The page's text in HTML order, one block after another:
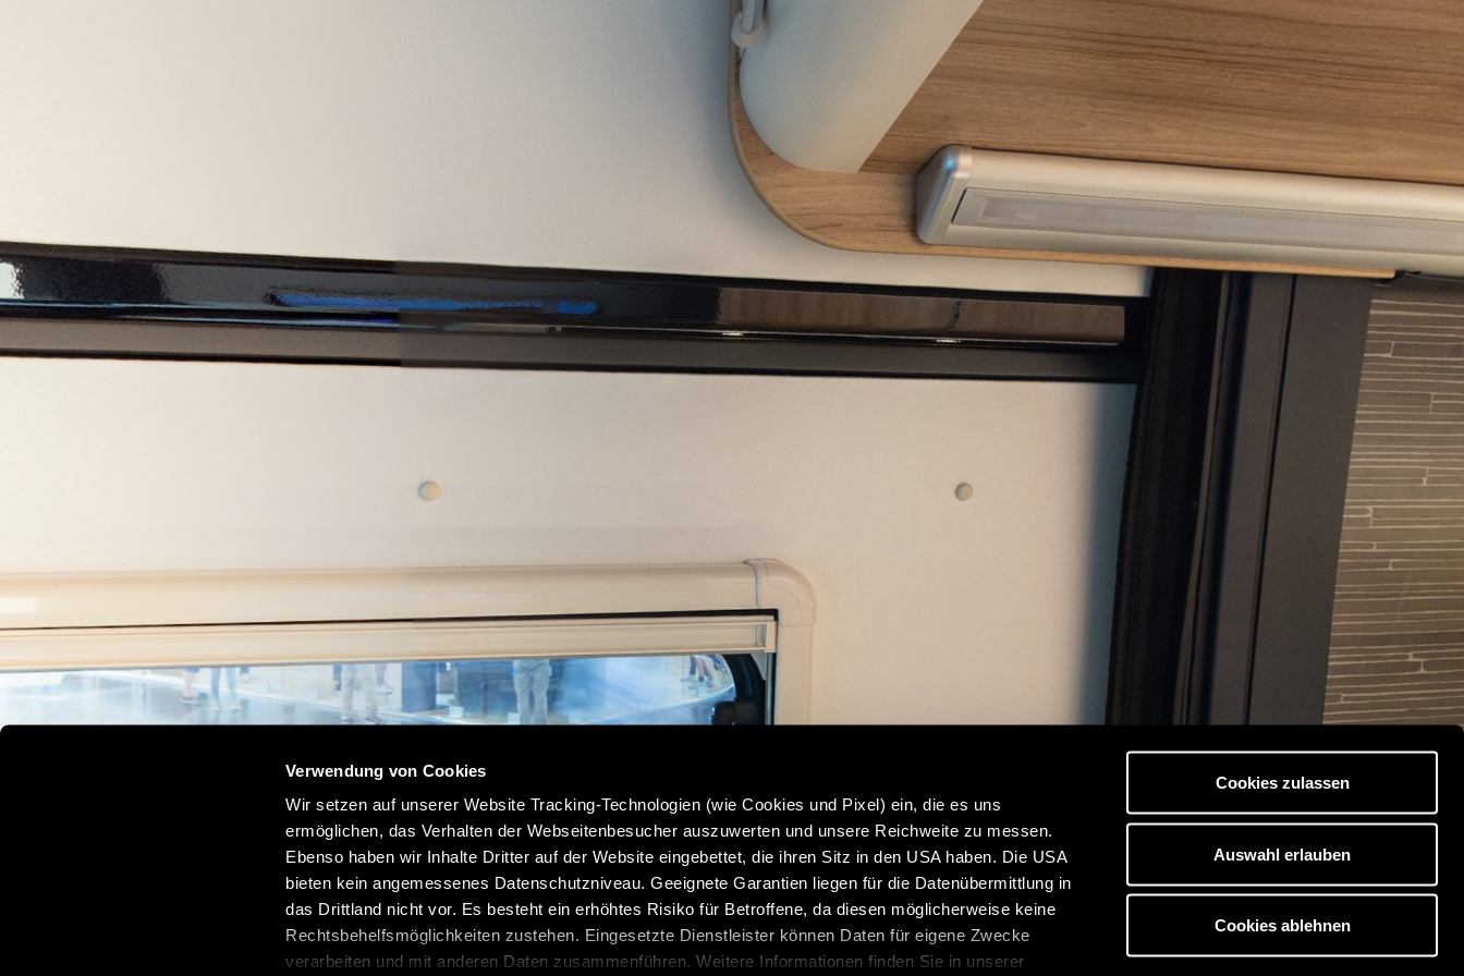
Verwendung von Cookies
Wir setzen auf unserer Website Tracking-Technologien (wie Cookies und Pixel) ein, die es uns
ermöglichen, das Verhalten der Webseitenbesucher auszuwerten und unsere Reichweite zu messen.
Ebenso haben wir Inhalte Dritter auf der Website eingebettet, die ihren Sitz in den USA haben. Die USA
bieten kein angemessenes Datenschutzniveau. Geeignete Garantien liegen für die Datenübermittlung in
das Drittland nicht vor. Es besteht ein erhöhtes Risiko für Betroffene, da diesen möglicherweise keine
Rechtsbehelfsmöglichkeiten zustehen. Eingesetzte Dienstleister können Daten für eigene Zwecke
verarbeiten und mit anderen Daten zusammenführen. Weitere Informationen finden Sie in unserer
Cookies zulassen
Auswahl erlauben
Cookies ablehnen